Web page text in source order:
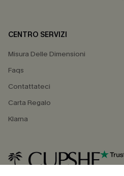
CENTRO SERVIZI
Misura Delle Dimensioni
Faqs
Contattateci
Carta Regalo
Klarna